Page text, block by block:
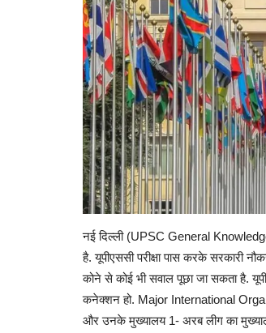
नई दिल्ली (UPSC General
है. यूपीएससी परीक्षा पास करके सरकारी
कोने से कोई भी सवाल पूछा जा सकता है.
कनेक्शन हो. Major International
और उनके मुख्यालय 1- अरब लीग का